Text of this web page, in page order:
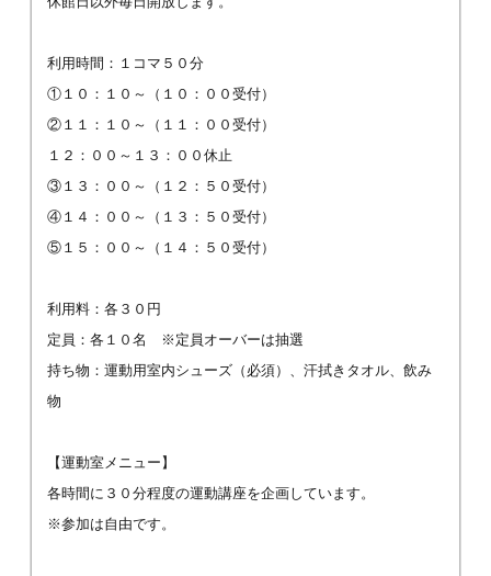
利用時間：１コマ５０分
①１０：１０～（１０：００受付）
②１１：１０～（１１：００受付）
１２：００～１３：００休止
③１３：００～（１２：５０受付）
④１４：００～（１３：５０受付）
⑤１５：００～（１４：５０受付）
利用料：各３０円
定員：各１０名 ※定員オーバーは抽選
持ち物：運動用室内シューズ（必須）、汗拭きタオル、飲み
物
【運動室メニュー】
各時間に３０分程度の運動講座を企画しています。
※参加は自由です。